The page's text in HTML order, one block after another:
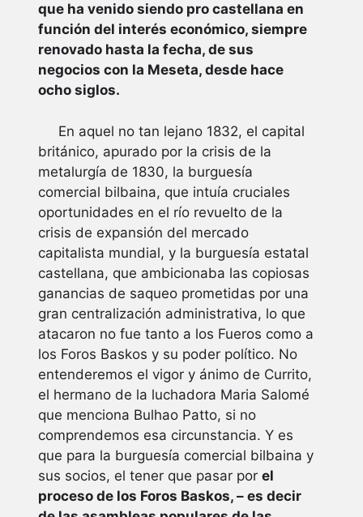
que ha venido siendo pro castellana en
función del interés económico, siempre
renovado hasta la fecha, de sus
negocios con la Meseta, desde hace
ocho siglos.
En aquel no tan lejano 1832, el capital
británico, apurado por la crisis de la
metalurgía de 1830, la burguesía
comercial bilbaina, que intuía cruciales
oportunidades en el río revuelto de la
crisis de expansión del mercado
capitalista mundial, y la burguesía estatal
castellana, que ambicionaba las copiosas
ganancias de saqueo prometidas por una
gran centralización administrativa, lo que
atacaron no fue tanto a los Fueros como a
los Foros Baskos y su poder político. No
entenderemos el vigor y ánimo de Currito,
el hermano de la luchadora Maria Salomé
que menciona Bulhao Patto, si no
comprendemos esa circunstancia. Y es
que para la burguesía comercial bilbaina y
sus socios, el tener que pasar por el
proceso de los Foros Baskos, – es decir